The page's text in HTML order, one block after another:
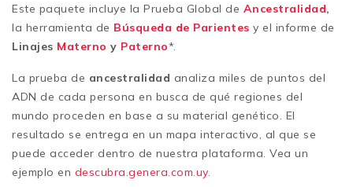
Este paquete incluye la Prueba Global de Ancestralidad,
la herramienta de Búsqueda de Parientes y el informe de
Linajes Materno y Paterno*.
La prueba de ancestralidad analiza miles de puntos del
ADN de cada persona en busca de qué regiones del
mundo proceden en base a su material genético. El
resultado se entrega en un mapa interactivo, al que se
puede acceder dentro de nuestra plataforma. Vea un
ejemplo en descubra.genera.com.uy.